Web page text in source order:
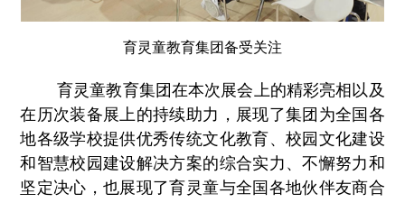
育灵童教育集团备受关注
育灵童教育集团在本次展会上的精彩亮相以及
在历次装备展上的持续助力，展现了集团为全国各
地各级学校提供优秀传统文化教育、校园文化建设
和智慧校园建设解决方案的综合实力、不懈努力和
坚定决心，也展现了育灵童与全国各地伙伴友商合